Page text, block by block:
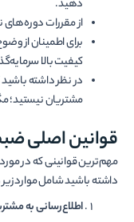
دهید.
از مقررات
برای اطمینان از
کیفیت بالا
در نظر داشته
مشتریان نیستید؛
قوانین اصلی
‌مهم‌­ترین قوانینی که در
داشته باشید شامل موارد
اطلاع‌رسانی به